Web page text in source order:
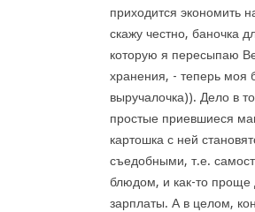
приходится экономить
скажу честно, баночка
которую я пересыпаю
хранения, - теперь моя
выручалочка)). Дело в
простые приевшиеся
картошка с ней
съедобными, т.е.
блюдом, и как-то проще
зарплаты. А в целом,